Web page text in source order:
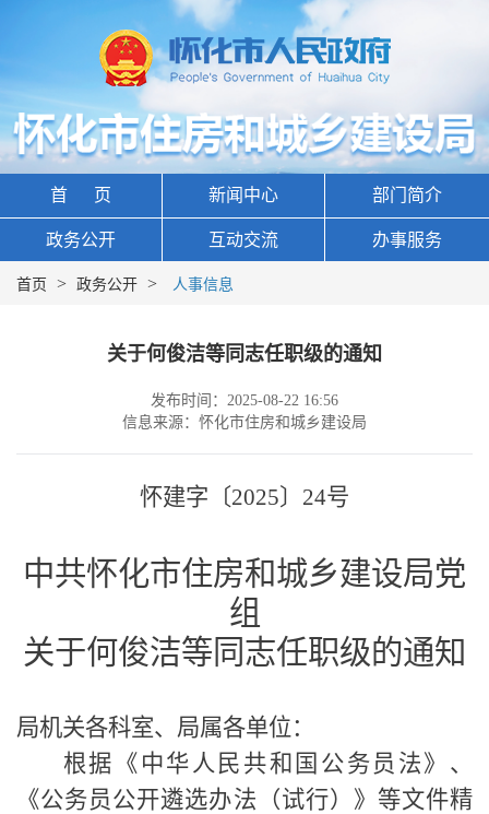
首 页 新闻中心 部门简介
政务公开 互动交流 办事服务
首页 > 政务公开 > 人事信息
关于何俊洁等同志任职级的通知
发布时间：2025-08-22 16:56
信息来源：怀化市住房和城乡建设局
怀建字〔2025〕 24号
中共怀化市住房和城乡建设局党
组
关于何俊洁等同志任职级的通知
局机关各科室、局属各单位：
根据《中华人民共和国公务员法》、
《公务员公开遴选办法（试行）》等文件精